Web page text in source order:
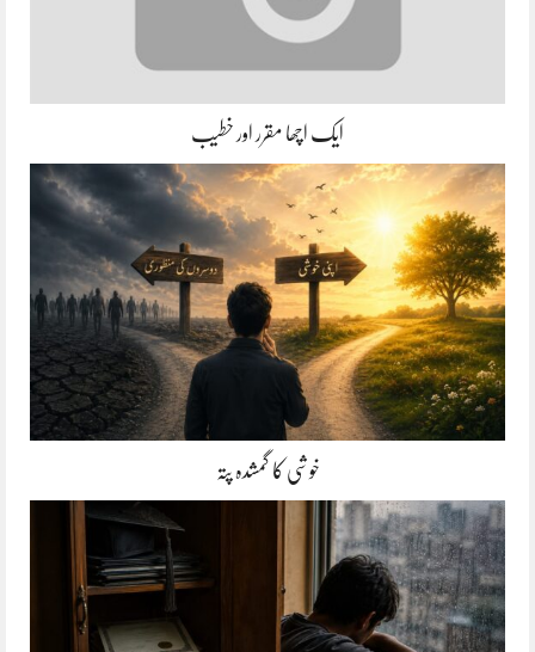
ایک اچھا مقرر اور خطیب
خوشی کا گمشدہ پتہ